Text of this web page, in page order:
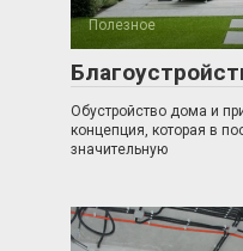
Полезное
Обустройство дома и
концепция, которая в
значительную